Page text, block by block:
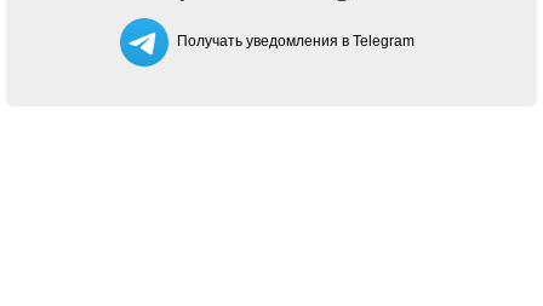
Получать уведомления в Telegram